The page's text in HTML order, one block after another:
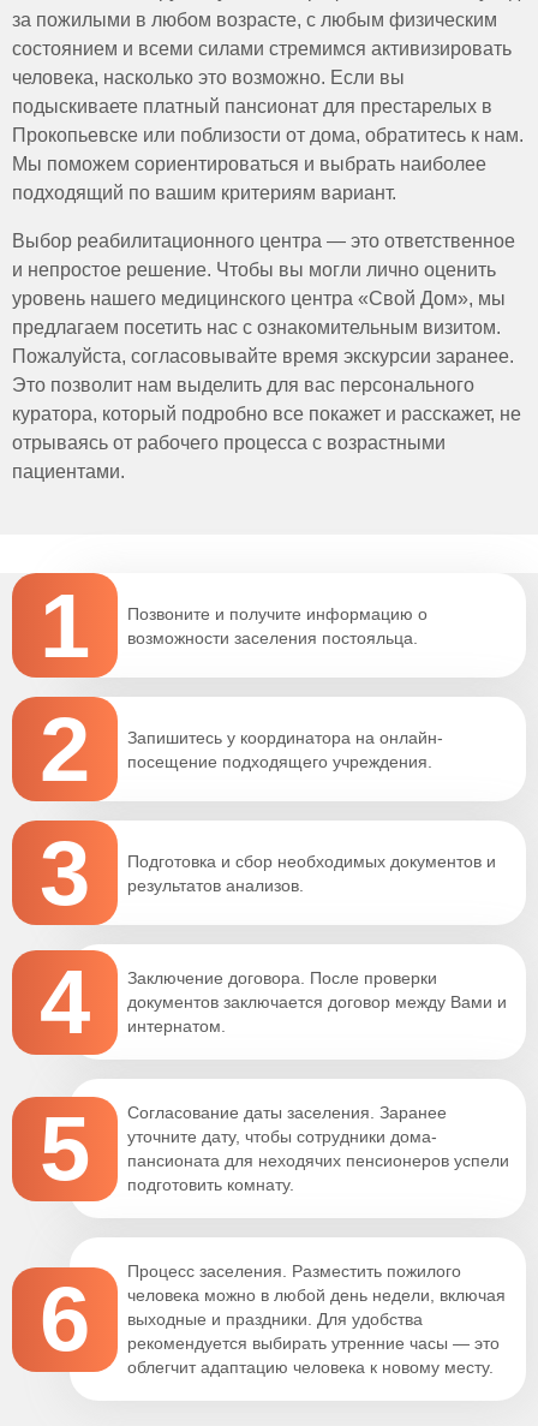
Противоангиотензиновые препараты: снижают
риск развития болезни, хотя они не могут лечить
уже имеющуюся патологию. Включают лизиноприл
(Prinivil, Zestril), периндоприл (Aceon) и другие.
Некоторые пациенты получают лечение
сопутствующих проблем – депрессии, тревоги,
бессонницы. Лекарственная схема включает
Терапия болезни Альцгеймера должна проводиться
только под руководством опытного врача, который
может назначить правильные лекарства и дозировки, в
зависимости от индивидуальных потребностей
каждого пациента.
Когнитивно-поведенческую терапию (КПТ): метод
помогает пациентам справляться с негативными
мыслями и эмоциями, которые могут возникнуть
при Альцгеймере.
Индивидуальную терапию: метод может
использоваться для помощи близким пациента в
борьбе с эмоциональным стрессом, возникающим
при уходе за пациентом.
выражать свои эмоции и мысли через искусство –
живопись, музыку и рисование.
Групповую терапию: метод используется для
обеспечения поддержки пациентам и их близким,
для обмена опытом и идеями.
Психотерапия в пансионате для больных
Альцгеймером должна проводиться опытными и
квалифицированными специалистами, которые могут
адаптировать методы к индивидуальным
регулярную диагностику, корректировку лечения без
задержек и круглосуточное наблюдение. Такой подход
позволяет стабилизировать состояние пациентов,
минимизировать риски обострений и обеспечить
комфорт, который сложно организовать в домашних
условиях.
за пожилыми в любом возрасте, с любым физическим
состоянием и всеми силами стремимся активизировать
человека, насколько это возможно. Если вы
подыскиваете платный пансионат для престарелых в
Прокопьевске или поблизости от дома, обратитесь к нам.
Мы поможем сориентироваться и выбрать наиболее
подходящий по вашим критериям вариант.
Выбор реабилитационного центра — это ответственное
и непростое решение. Чтобы вы могли лично оценить
уровень нашего медицинского центра «Свой Дом», мы
предлагаем посетить нас с ознакомительным визитом.
Пожалуйста, согласовывайте время экскурсии заранее.
Это позволит нам выделить для вас персонального
куратора, который подробно все покажет и расскажет, не
отрываясь от рабочего процесса с возрастными
пациентами.
1
Позвоните и получите информацию о
возможности заселения постояльца.
2
Запишитесь у координатора на онлайн-
посещение подходящего учреждения.
3
Подготовка и сбор необходимых документов и
результатов анализов.
4
Заключение договора. После проверки
документов заключается договор между Вами и
интернатом.
5
Согласование даты заселения. Заранее
уточните дату, чтобы сотрудники дома-
пансионата для неходячих пенсионеров успели
подготовить комнату.
6
Процесс заселения. Разместить пожилого
человека можно в любой день недели, включая
выходные и праздники. Для удобства
рекомендуется выбирать утренние часы — это
облегчит адаптацию человека к новому месту.